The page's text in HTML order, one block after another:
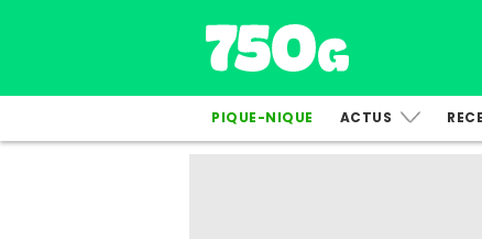
PIQUE-NIQUE ACTUS